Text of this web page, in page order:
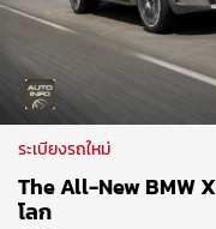
ระเบียงรถใหม่
The All-New BMW
โลก